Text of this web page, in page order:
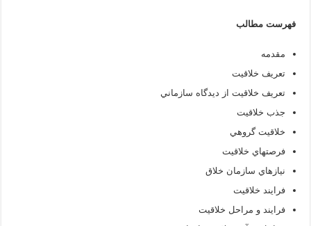
فهرست مطالب
مقدمه
تعريف خلاقيت
تعريف خلاقيت از ديدگاه سازماني
جذب خلاقيت
خلاقيت گروهي
فرصتهاي خلاقيت
نيازهاي سازمان خلاق
فرايند خلاقيت
فرايند و مراحل خلاقيت